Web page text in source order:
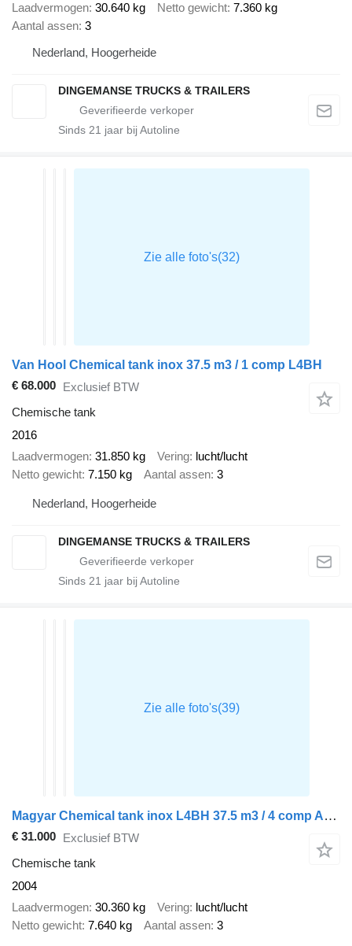
Laadvermogen 30.640 kg Netto gewicht 7.360 kg
Aantal assen 3
Nederland, Hoogerheide
DINGEMANSE TRUCKS & TRAILERS
Sinds 21 jaar bij Autoline
Van Hool Chemical tank inox 37.5 m3 / 1 comp L4BH
€ 68.000 Exclusief BTW
Chemische tank
2016
Laadvermogen 31.850 kg Vering lucht/lucht
Netto gewicht 7.150 kg Aantal assen 3
Nederland, Hoogerheide
DINGEMANSE TRUCKS & TRAILERS
Sinds 21 jaar bij Autoline
Magyar Chemical tank inox L4BH 37.5 m3 / 4 comp ADR 26-03-2026
€ 31.000 Exclusief BTW
Chemische tank
2004
Laadvermogen 30.360 kg Vering lucht/lucht
Netto gewicht 7.640 kg Aantal assen 3